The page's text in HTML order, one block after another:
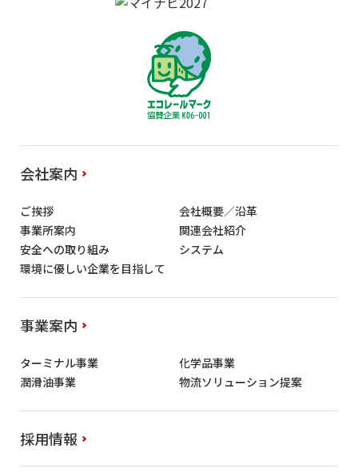
会社案内
ご挨拶
会社概要／沿革
事業所案内
関連会社紹介
安全への取り組み
システム
環境に優しい企業を目指して
事業案内
ターミナル事業
化学品事業
潤滑油事業
物流ソリューション提案
採用情報